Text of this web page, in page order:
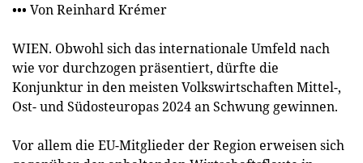
••• Von Reinhard Krémer
WIEN. Obwohl sich das internationale Umfeld nach
wie vor durchzogen präsentiert, dürfte die
Konjunktur in den meisten Volkswirtschaften Mittel-,
Ost- und Südosteuropas 2024 an Schwung gewinnen.
Vor allem die EU-Mitglieder der Region erweisen sich